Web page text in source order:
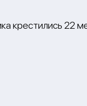
крестились 22